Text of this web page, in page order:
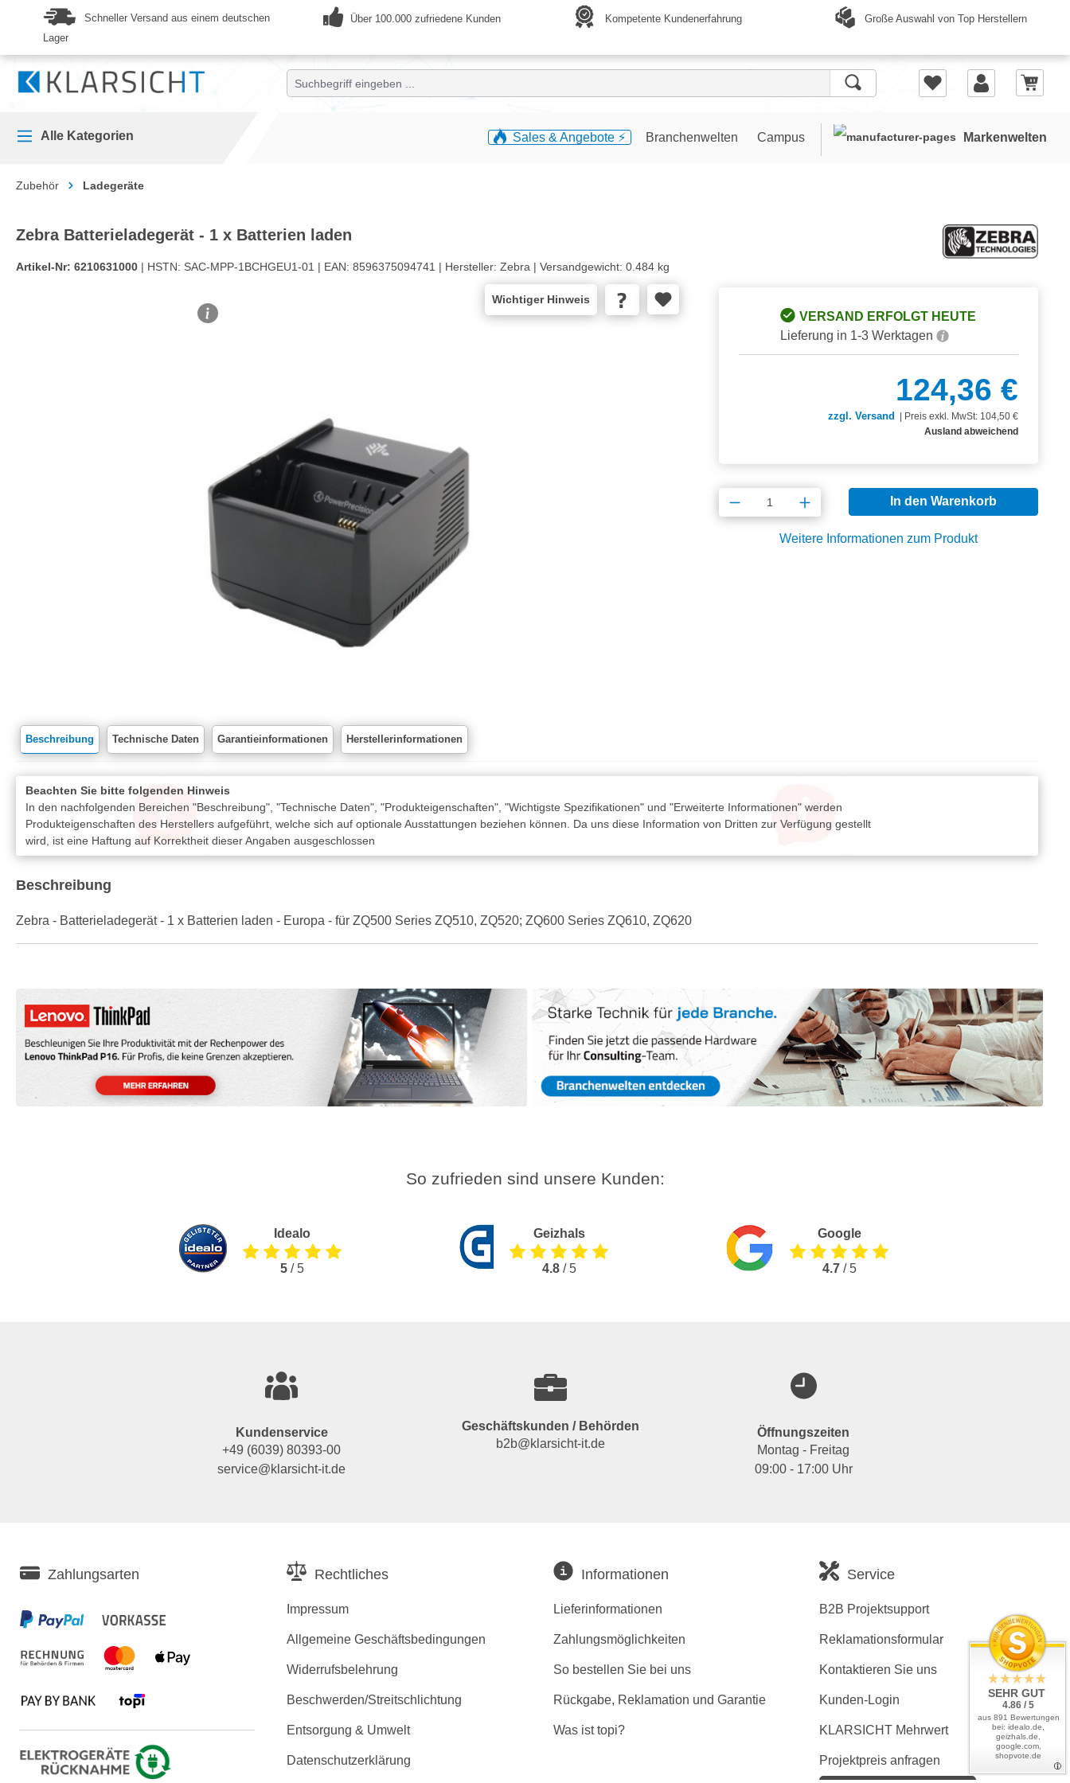
Zur Hauptnavigation springen
Schneller Versand aus einem deutschen
Lager
Über 100.000 zufriedene Kunden Kompetente Kundenerfahrung Große Auswahl von Top Herstellern
Alle Kategorien Sales & Angebote ⚡️ Branchenwelten Campus Markenwelten
Zubehör Ladegeräte
Zebra Batterieladegerät - 1 x Batterien laden
Artikel-Nr: 6210631000 | HSTN: SAC-MPP-1BCHGEU1-01 | EAN: 8596375094741 | Hersteller: Zebra | Versandgewicht: 0.484 kg
Wichtiger Hinweis
VERSAND ERFOLGT HEUTE
Lieferung in 1-3 Werktagen
124,36 €
zzgl. Versand | Preis exkl. MwSt: 104,50 €
Ausland abweichend
Produkt Anzahl: Gib den gewünschten
In den Warenkorb
Weitere Informationen zum Produkt
Beschreibung Technische Daten Garantieinformationen Herstellerinformationen
Beachten Sie bitte folgenden Hinweis
In den nachfolgenden Bereichen "Beschreibung", "Technische Daten", "Produkteigenschaften", "Wichtigste Spezifikationen" und "Erweiterte Informationen" werden
Produkteigenschaften des Herstellers aufgeführt, welche sich auf optionale Ausstattungen beziehen können. Da uns diese Information von Dritten zur Verfügung gestellt
wird, ist eine Haftung auf Korrektheit dieser Angaben ausgeschlossen
Beschreibung
Zebra - Batterieladegerät - 1 x Batterien laden - Europa - für ZQ500 Series ZQ510, ZQ520; ZQ600 Series ZQ610, ZQ620
So zufrieden sind unsere Kunden:
Idealo
5/ 5
Geizhals
4.8/ 5
Google
4.7/ 5
Kundenservice
+49 (6039) 80393-00
service@klarsicht-it.de
Geschäftskunden / Behörden
b2b@klarsicht-it.de
Öffnungszeiten
Montag - Freitag
09:00 - 17:00 Uhr
Zahlungsarten Rechtliches
Impressum
Allgemeine Geschäftsbedingungen
Widerrufsbelehrung
Beschwerden/Streitschlichtung
Entsorgung & Umwelt
Datenschutzerklärung
Informationen
Lieferinformationen
Zahlungsmöglichkeiten
So bestellen Sie bei uns
Rückgabe, Reklamation und Garantie
Was ist topi?
Service
B2B Projektsupport
Reklamationsformular
Kontaktieren Sie uns
Kunden-Login
KLARSICHT Mehrwert
Projektpreis anfragen
SEHR GUT
4.86 / 5
aus 891 Bewertungen
bei: idealo.de,
geizhals.de,
google.com,
shopvote.de